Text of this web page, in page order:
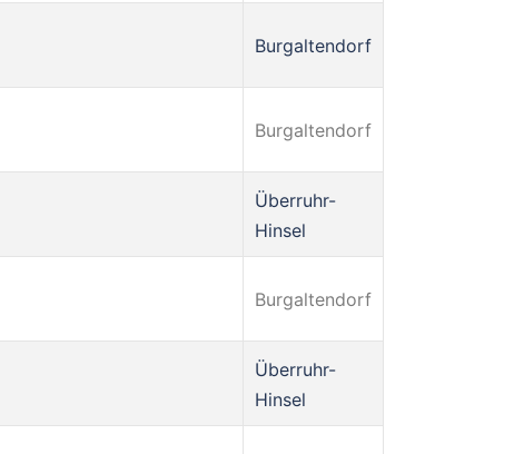
Burgaltendorf
Burgaltendorf
Überruhr-
Hinsel
Burgaltendorf
Überruhr-
Hinsel